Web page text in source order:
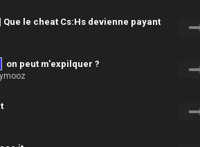
Que le cheat Cs:Hs devienne payant
on peut m'expilquer ?